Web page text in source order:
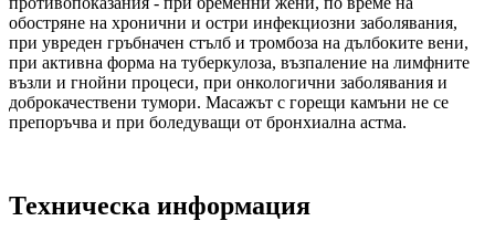
обостряне на хронични и остри инфекциозни заболявания,
при увреден гръбначен стълб и тромбоза на дълбоките вени,
при активна форма на туберкулоза, възпаление на лимфните
възли и гнойни процеси, при онкологични заболявания и
доброкачествени тумори. Масажът с горещи камъни не се
препоръчва и при боледуващи от бронхиална астма.
Техническа информация